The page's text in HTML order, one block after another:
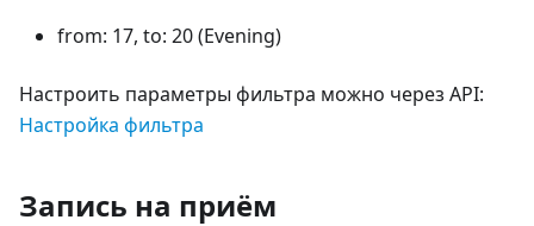
from: 17, to: 20 (Evening)
Настроить параметры фильтра можно через API:
Настройка фильтра
Запись на приём